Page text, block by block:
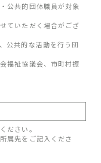
公共的団体職員が対象
ていただく場合がござ
公共的な活動を行う団
福祉協議会、市町村振
ださい。
属先をご記入くださ